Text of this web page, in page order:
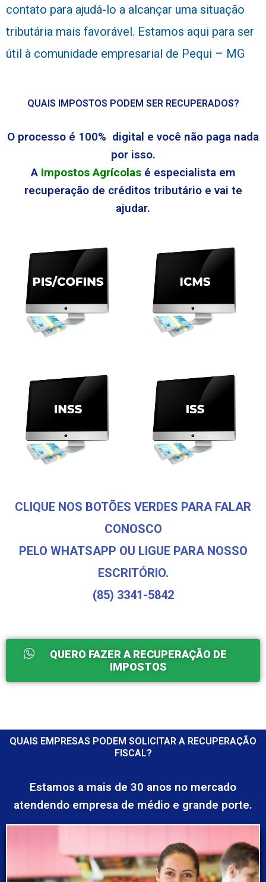
contato para ajudá-lo a alcançar uma situação
tributária mais favorável. Estamos aqui para ser
útil à comunidade empresarial de Pequi – MG
QUAIS IMPOSTOS PODEM SER RECUPERADOS?
O processo é 100% digital e você não paga nada
por isso.
A Impostos Agrícolasé especialista em
recuperação de créditos tributário e vai te
ajudar.
CLIQUE NOS BOTÕES VERDES PARA FALAR
CONOSCO
PELO WHATSAPP OU LIGUE PARA NOSSO
ESCRITÓRIO.
(85) 3341-5842
QUERO FAZER A RECUPERAÇÃO DE
IMPOSTOS
QUAIS EMPRESAS PODEM SOLICITAR A RECUPERAÇÃO
FISCAL?
Estamos a mais de 30 anos no mercado
atendendo empresa de médio e grande porte.